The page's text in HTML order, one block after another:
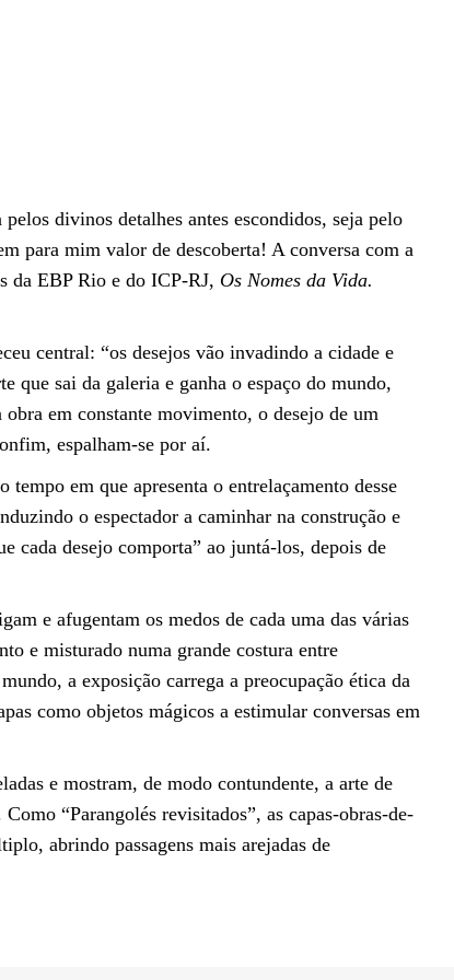
divinos detalhes antes escondidos, seja pelo
para mim valor de descoberta! A conversa com a
da EBP Rio e do ICP-RJ, Os Nomes da Vida.
central: “os desejos vão invadindo a cidade e
que sai da galeria e ganha o espaço do mundo,
em constante movimento, o desejo de um
espalham-se por aí.
em que apresenta o entrelaçamento desse
o espectador a caminhar na construção e
cada desejo comporta” ao juntá-los, depois de
e afugentam os medos de cada uma das várias
e misturado numa grande costura entre
a exposição carrega a preocupação ética da
como objetos mágicos a estimular conversas em
e mostram, de modo contundente, a arte de
“Parangolés revisitados”, as capas-obras-de-
abrindo passagens mais arejadas de